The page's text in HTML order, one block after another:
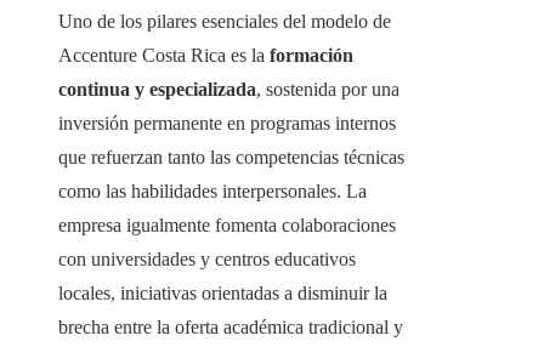
Uno de los pilares esenciales del modelo de
Accenture Costa Rica es la formación
continua y especializada, sostenida por una
inversión permanente en programas internos
que refuerzan tanto las competencias técnicas
como las habilidades interpersonales. La
empresa igualmente fomenta colaboraciones
con universidades y centros educativos
locales, iniciativas orientadas a disminuir la
brecha entre la oferta académica tradicional y